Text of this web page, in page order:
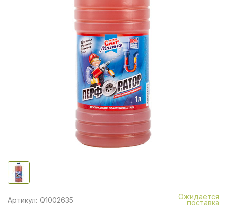
Артикул: Q1002635 Ожидается
поставка